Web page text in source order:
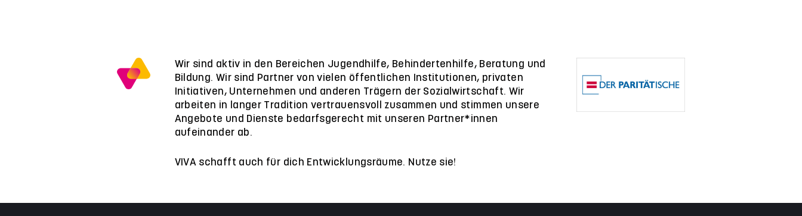
Wir sind aktiv in den Bereichen Jugendhilfe, Behindertenhilfe, Beratung und
Bildung. Wir sind Partner von vielen öffentlichen Institutionen, privaten
Initiativen, Unternehmen und anderen Trägern der Sozialwirtschaft. Wir
arbeiten in langer Tradition vertrauensvoll zusammen und stimmen unsere
Angebote und Dienste bedarfsgerecht mit unseren Partner*innen
aufeinander ab.
VIVA schafft auch für dich Entwicklungsräume. Nutze sie!